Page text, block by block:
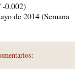
-0.002)
de 2014 (Semana